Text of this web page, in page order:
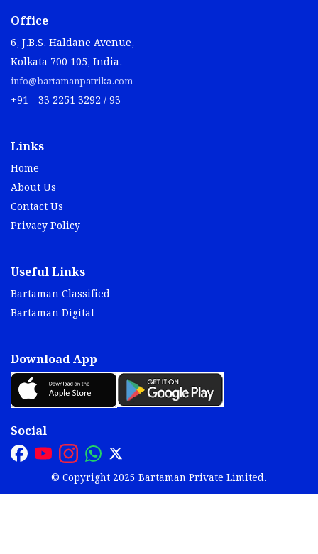
Office
6, J.B.S. Haldane Avenue,
Kolkata 700 105, India.
info@bartamanpatrika.com
+91 - 33 2251 3292 / 93
Links
Home
About Us
Contact Us
Privacy Policy
Useful Links
Bartaman Classified
Bartaman Digital
Download App
Social
© Copyright 2025 Bartaman Private Limited.